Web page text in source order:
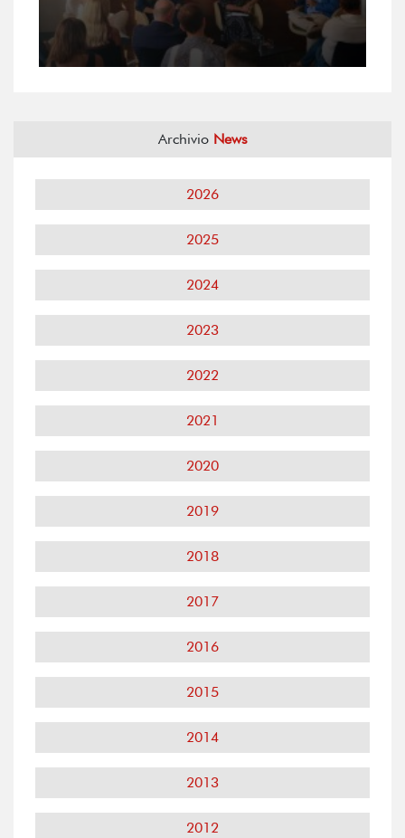
Archivio News
2026
2025
2024
2023
2022
2021
2020
2019
2018
2017
2016
2015
2014
2013
2012